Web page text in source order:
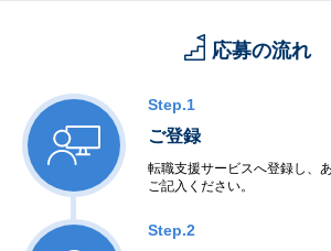
応募の流れ
Step.1
ご登録
転職支援サービスへ登録し、
ご記入ください。
Step.2